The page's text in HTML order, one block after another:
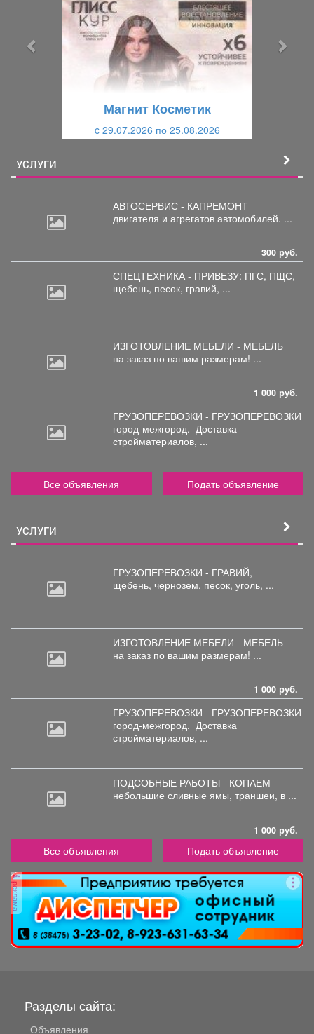
Магнит Косметик
c 29.07.2026 по 25.08.2026
УСЛУГИ
АВТОСЕРВИС - КАПРЕМОНТ
двигателя и агрегатов автомобилей. ...
300 руб.
СПЕЦТЕХНИКА - ПРИВЕЗУ: ПГС, ПЩС,
щебень, песок, гравий, ...
ИЗГОТОВЛЕНИЕ МЕБЕЛИ - МЕБЕЛЬ
на заказ по вашим размерам! ...
1 000 руб.
ГРУЗОПЕРЕВОЗКИ - ГРУЗОПЕРЕВОЗКИ
город-межгород. Доставка
стройматериалов, ...
Все объявления Подать объявление
УСЛУГИ
ГРУЗОПЕРЕВОЗКИ - ГРАВИЙ,
щебень, чернозем, песок, уголь, ...
ИЗГОТОВЛЕНИЕ МЕБЕЛИ - МЕБЕЛЬ
на заказ по вашим размерам! ...
1 000 руб.
ГРУЗОПЕРЕВОЗКИ - ГРУЗОПЕРЕВОЗКИ
город-межгород. Доставка
стройматериалов, ...
ПОДСОБНЫЕ РАБОТЫ - КОПАЕМ
небольшие сливные ямы, траншеи, в ...
1 000 руб.
Все объявления Подать объявление
реклама
Разделы сайта:
Объявления